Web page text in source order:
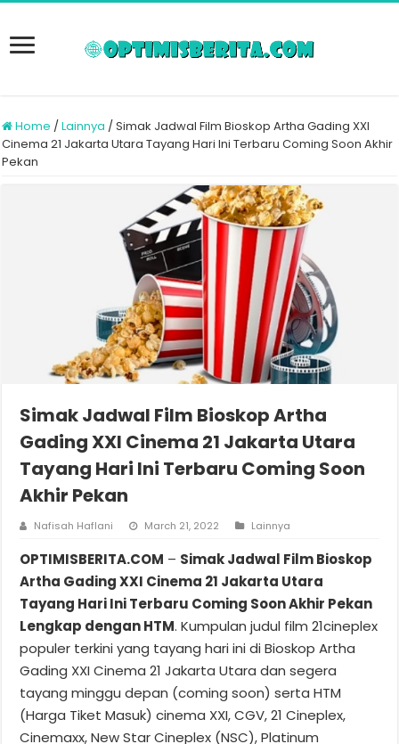
Home /Lainnya /Simak Jadwal Film Bioskop Artha Gading XXI
Cinema 21 Jakarta Utara Tayang Hari Ini Terbaru Coming Soon Akhir
Pekan
Simak Jadwal Film Bioskop Artha
Gading XXI Cinema 21 Jakarta Utara
Tayang Hari Ini Terbaru Coming Soon
Akhir Pekan
Nafisah Haflani March 21, 2022 Lainnya
OPTIMISBERITA.COM – Simak Jadwal Film Bioskop
Artha Gading XXI Cinema 21 Jakarta Utara
Tayang Hari Ini Terbaru Coming Soon Akhir Pekan
Lengkap dengan HTM. Kumpulan judul film 21cineplex
populer terkini yang tayang hari ini di Bioskop Artha
Gading XXI Cinema 21 Jakarta Utara dan segera
tayang minggu depan (coming soon) serta HTM
(Harga Tiket Masuk) cinema XXI, CGV, 21 Cineplex,
Cinemaxx, New Star Cineplex (NSC), Platinum